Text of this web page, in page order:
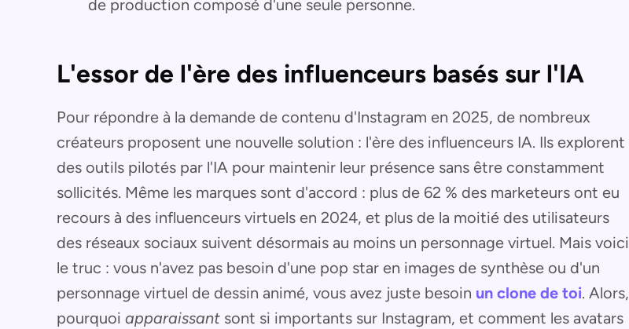
de production composé d'une seule personne.
L'essor de l'ère des influenceurs basés sur l'IA
Pour répondre à la demande de contenu d'Instagram en 2025, de nombreux
créateurs proposent une nouvelle solution : l'ère des influenceurs IA. Ils explorent
des outils pilotés par l'IA pour maintenir leur présence sans être constamment
sollicités. Même les marques sont d'accord : plus de 62 % des marketeurs ont eu
recours à des influenceurs virtuels en 2024, et plus de la moitié des utilisateurs
des réseaux sociaux suivent désormais au moins un personnage virtuel. Mais voici
le truc : vous n'avez pas besoin d'une pop star en images de synthèse ou d'un
personnage virtuel de dessin animé, vous avez juste besoin un clone de toi. Alors,
pourquoi apparaissant sont si importants sur Instagram, et comment les avatars